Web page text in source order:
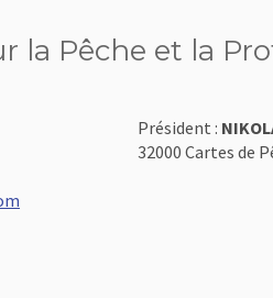
la Pêche et la
Président :
32000 Cartes de